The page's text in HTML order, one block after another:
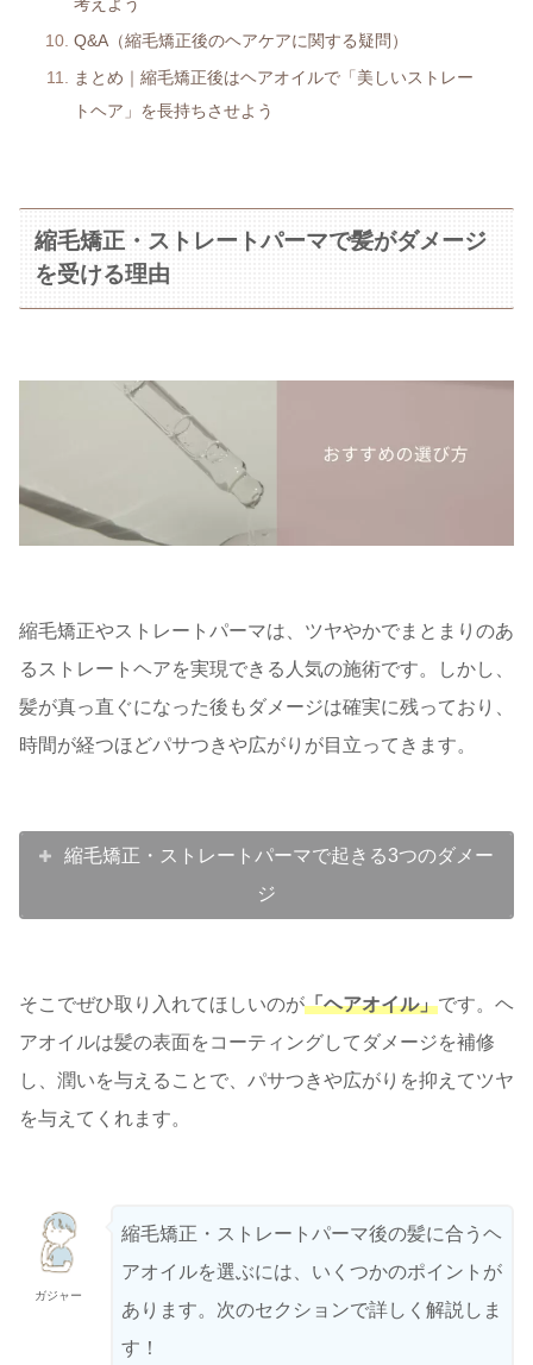
Q&A（縮毛矯正後のヘアケアに関する疑問）
まとめ｜縮毛矯正後はヘアオイルで「美しいストレー
トヘア」を長持ちさせよう
縮毛矯正・ストレートパーマで髪がダメージ
を受ける理由
縮毛矯正やストレートパーマは、ツヤやかでまとまりのあ
るストレートヘアを実現できる人気の施術です。しかし、
髪が真っ直ぐになった後もダメージは確実に残っており、
時間が経つほどパサつきや広がりが目立ってきます。
縮毛矯正・ストレートパーマで起きる3つのダメー
ジ
そこでぜひ取り入れてほしいのが「ヘアオイル」です。ヘ
アオイルは髪の表面をコーティングしてダメージを補修
し、潤いを与えることで、パサつきや広がりを抑えてツヤ
を与えてくれます。
ガジャー
縮毛矯正・ストレートパーマ後の髪に合うヘ
アオイルを選ぶには、いくつかのポイントが
あります。次のセクションで詳しく解説しま
す！